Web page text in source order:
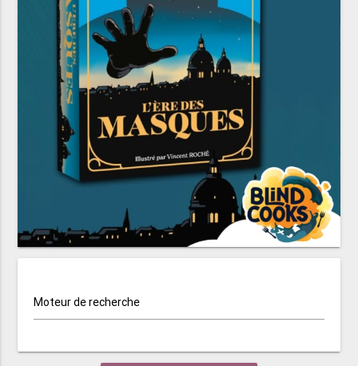
Moteur de recherche